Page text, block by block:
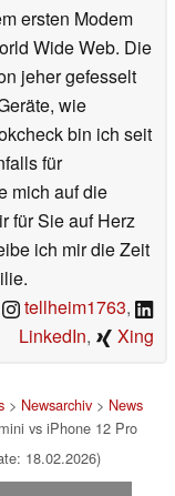
ersten Modem
Wide Web. Die
jeher gefesselt
wie
bin ich seit
für
mich auf die
für Sie auf Herz
ich mir die Zeit
tellheim1763,
LinkedIn, Xing
> Newsarchiv> News
vs iPhone 12 Pro
18.02.2026)